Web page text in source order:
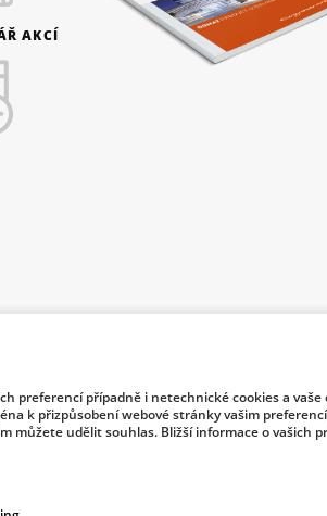
AKCÍ
Trade of the Czech Republic support investment
preferencí případně i netechnické cookies a
k přizpůsobení webové stránky vašim
můžete udělit souhlas. Bližší informace o vašich